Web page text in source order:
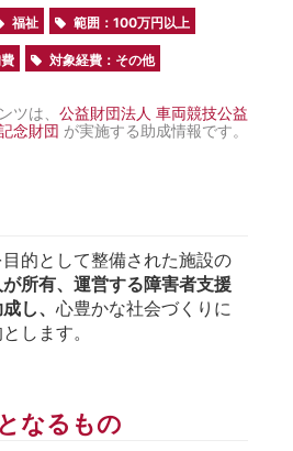
福祉 範囲：100万円以上
対象経費：その他
ツは、公益財団法人 車両競技公益
念財団 が実施する助成情報です。
的として整備された施設の
所有、運営する障害者支援
し、 心豊かな社会づくりに
します。
なるもの